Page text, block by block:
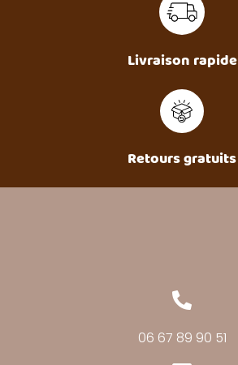
Livraison rapide
Retours gratuits
06 67 89 90 51